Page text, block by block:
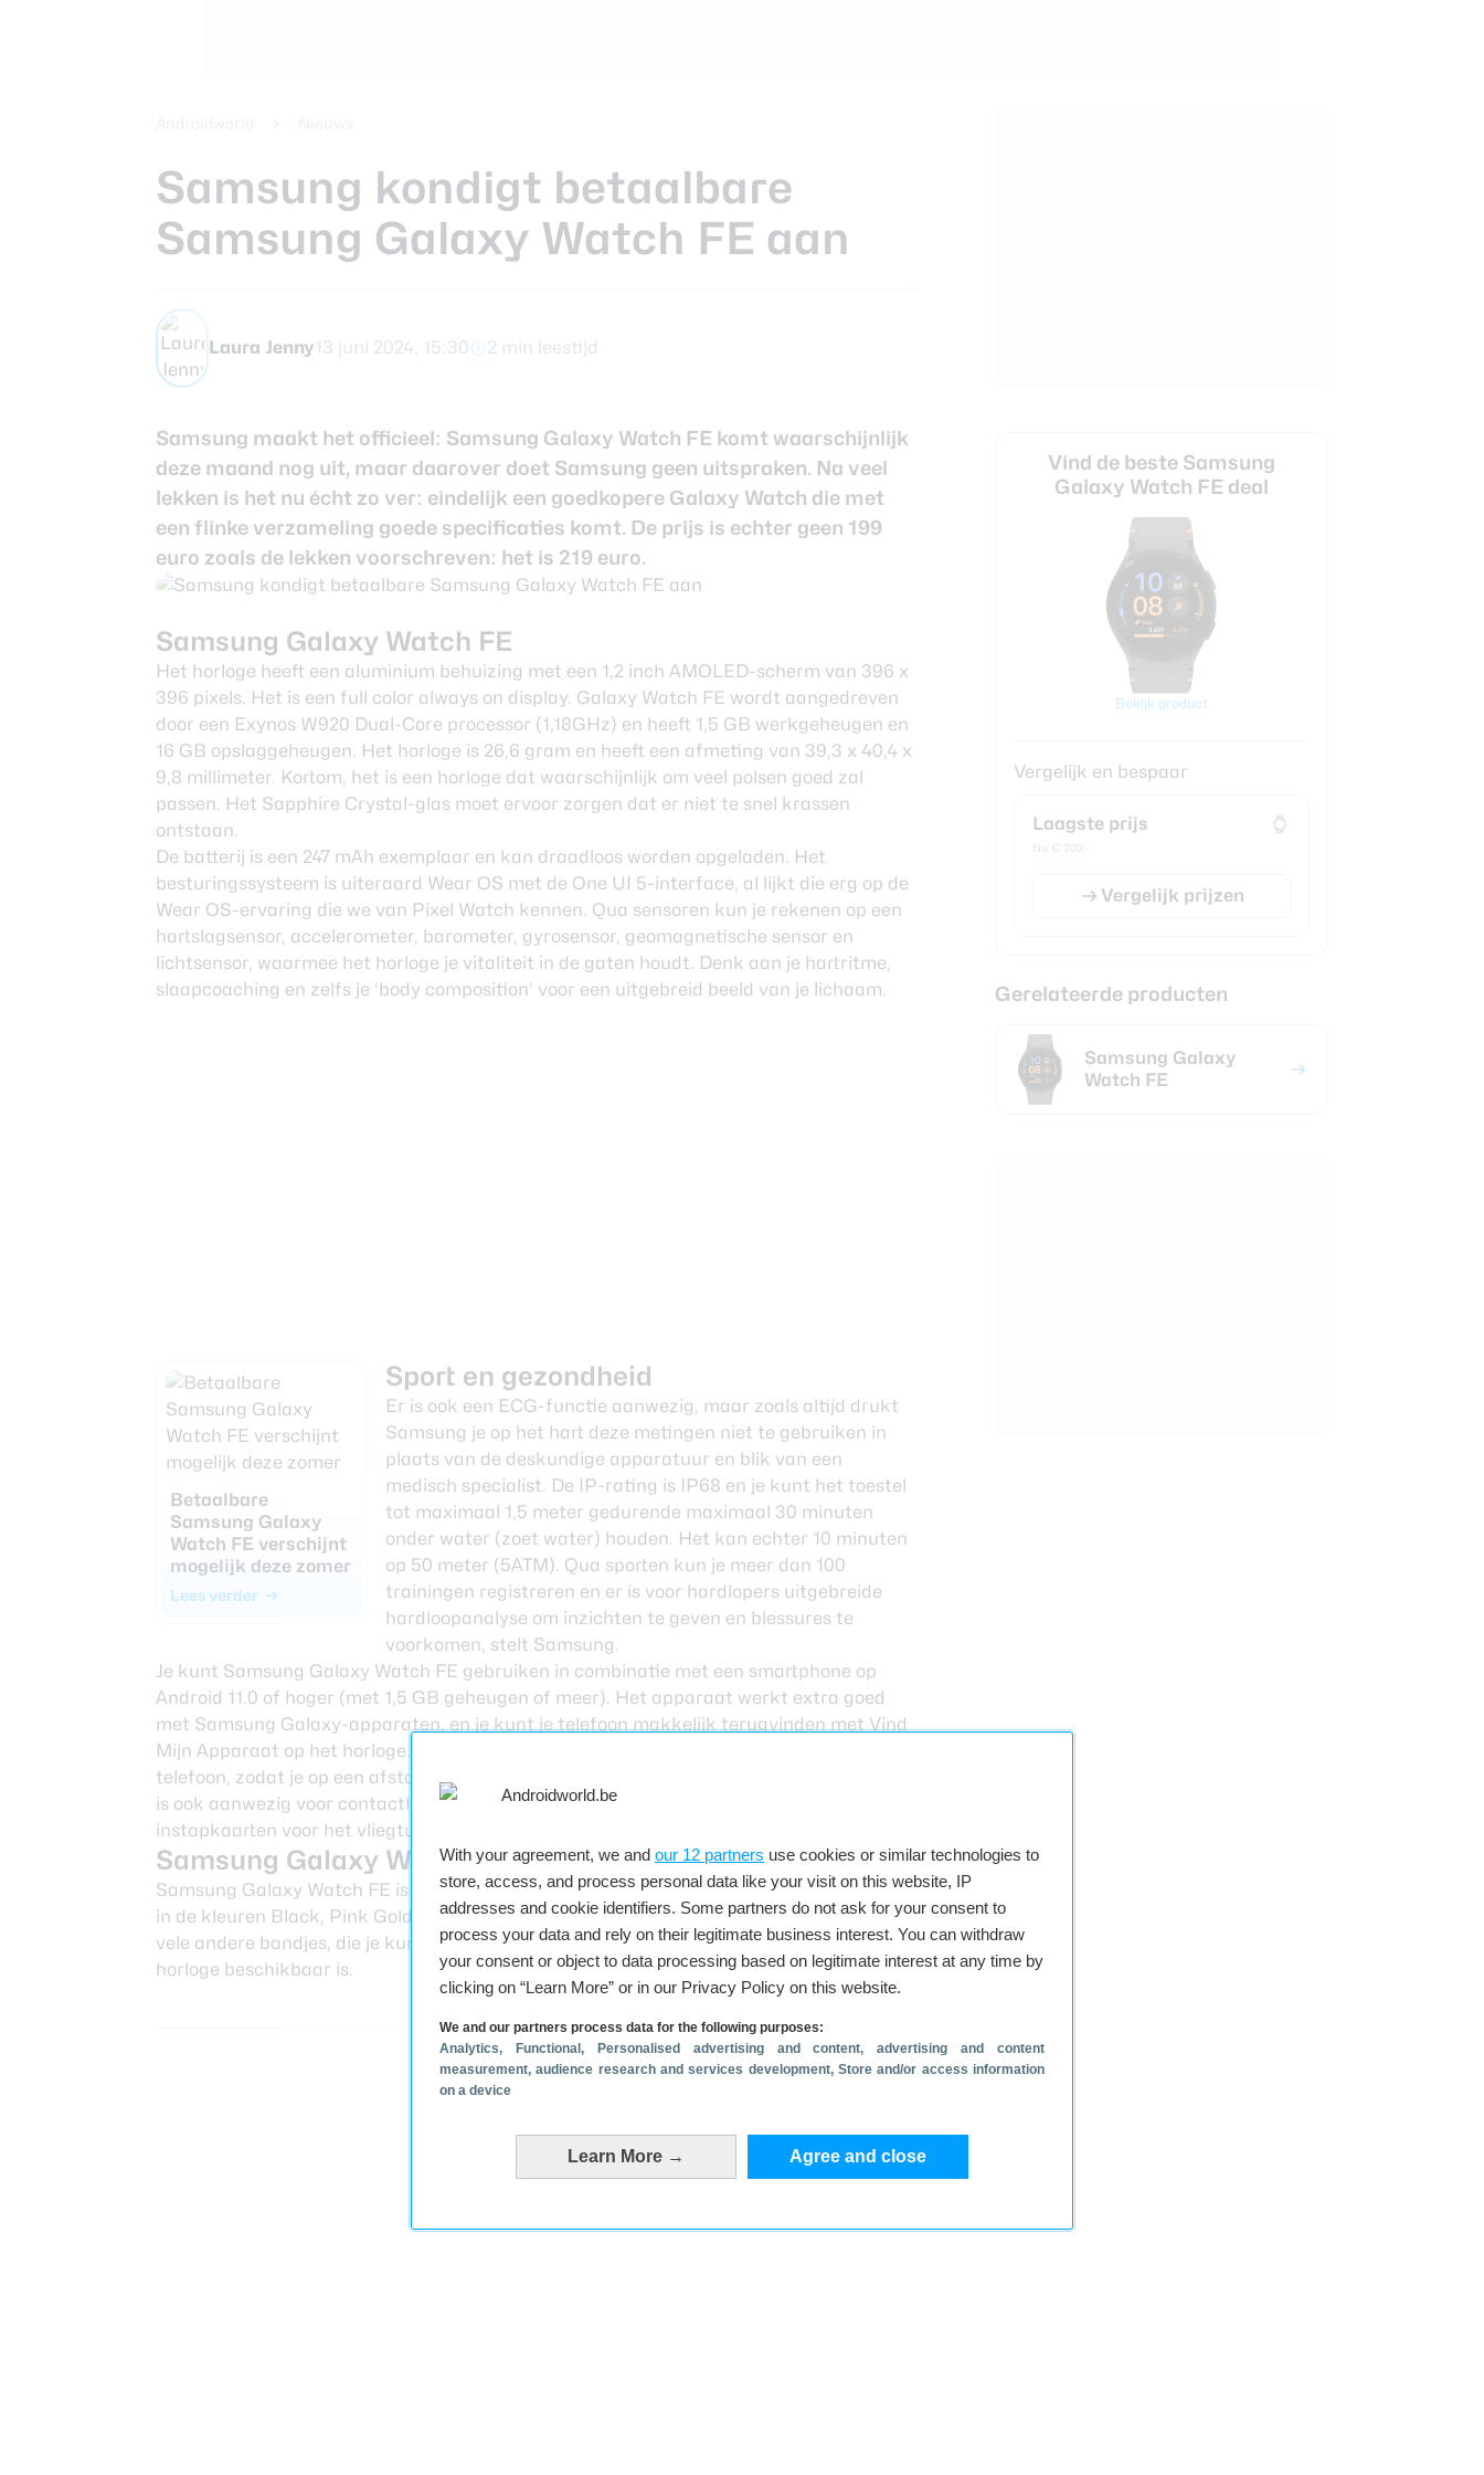
With your agreement, we and our 12 partners use cookies or similar technologies to
store, access, and process personal data like your visit on this website, IP
addresses and cookie identifiers. Some partners do not ask for your consent to
process your data and rely on their legitimate business interest. You can withdraw
your consent or object to data processing based on legitimate interest at any time by
clicking on “Learn More” or in our Privacy Policy on this website.
We and our partners process data for the following purposes:
Analytics, Functional, Personalised advertising and content, advertising and content
measurement, audience research and services development, Store and/or access information
on a device
Learn More → Agree and close
Samsung kondigt betaalbare
Samsung Galaxy Watch FE aan
Laura Jenny 13 juni 2024, 15:30 2 min leestijd
Samsung maakt het officieel: Samsung Galaxy Watch FE komt waarschijnlijk
deze maand nog uit, maar daarover doet Samsung geen uitspraken. Na veel
lekken is het nu écht zo ver: eindelijk een goedkopere Galaxy Watch die met
een flinke verzameling goede specificaties komt. De prijs is echter geen 199
euro zoals de lekken voorschreven: het is 219 euro.
Samsung Galaxy Watch FE
Het horloge heeft een aluminium behuizing met een 1,2 inch AMOLED-scherm van 396 x
396 pixels. Het is een full color always on display. Galaxy Watch FE wordt aangedreven
door een Exynos W920 Dual-Core processor (1,18GHz) en heeft 1,5 GB werkgeheugen en
16 GB opslaggeheugen. Het horloge is 26,6 gram en heeft een afmeting van 39,3 x 40,4 x
9,8 millimeter. Kortom, het is een horloge dat waarschijnlijk om veel polsen goed zal
passen. Het Sapphire Crystal-glas moet ervoor zorgen dat er niet te snel krassen
ontstaan.
De batterij is een 247 mAh exemplaar en kan draadloos worden opgeladen. Het
besturingssysteem is uiteraard Wear OS met de One UI 5-interface, al lijkt die erg op de
Wear OS-ervaring die we van Pixel Watch kennen. Qua sensoren kun je rekenen op een
hartslagsensor, accelerometer, barometer, gyrosensor, geomagnetische sensor en
lichtsensor, waarmee het horloge je vitaliteit in de gaten houdt. Denk aan je hartritme,
slaapcoaching en zelfs je ‘body composition’ voor een uitgebreid beeld van je lichaam.
Betaalbare
Samsung Galaxy
Watch FE verschijnt
mogelijk deze zomer
Lees verder
Sport en gezondheid
Er is ook een ECG-functie aanwezig, maar zoals altijd drukt
Samsung je op het hart deze metingen niet te gebruiken in
plaats van de deskundige apparatuur en blik van een
medisch specialist. De IP-rating is IP68 en je kunt het toestel
tot maximaal 1,5 meter gedurende maximaal 30 minuten
onder water (zoet water) houden. Het kan echter 10 minuten
op 50 meter (5ATM). Qua sporten kun je meer dan 100
trainingen registreren en er is voor hardlopers uitgebreide
hardloopanalyse om inzichten te geven en blessures te
voorkomen, stelt Samsung.
Je kunt Samsung Galaxy Watch FE gebruiken in combinatie met een smartphone op
Android 11.0 of hoger (met 1,5 GB geheugen of meer). Het apparaat werkt extra goed
met Samsung Galaxy-apparaten, en je kunt je telefoon makkelijk terugvinden met Vind
Mijn Apparaat op het horloge. Je kunt ook de camera aansturen van je Samsung-
telefoon, zodat je op een afstandje een foto kunt schieten. Google Wallet-ondersteuning
is ook aanwezig voor contactloze betalingen en het tonen van bijvoorbeeld
instapkaarten voor het vliegtuig of klantenkaarten.
Samsung Galaxy Watch FE kopen
Samsung Galaxy Watch FE is vooruit te bestellen voor een prijs van 219 euro en komt uit
in de kleuren Black, Pink Gold en Silver. Er is zowel een one-click-band beschikbaar als
vele andere bandjes, die je kunt wisselen. Het is alleen nog onbekend wanneer het
horloge beschikbaar is.
Plaats een reactie
Vind de beste Samsung
Galaxy Watch FE deal
Bekijk product
Vergelijk en bespaar
Laagste prijs
Nu € 209,-
Vergelijk prijzen
Gerelateerde producten
Samsung Galaxy
Watch FE